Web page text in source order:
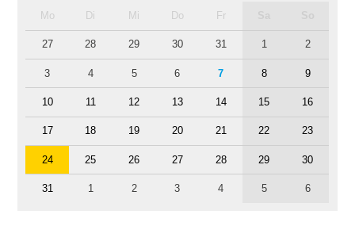
Mo Di Mi Do Fr
27 28 29 30 31 1 2
3 4 5 6 7 8 9
10 11 12 13 14 15 16
17 18 19 20 21 22 23
24 25 26 27 28 29 30
31 1 2 3 4 5 6